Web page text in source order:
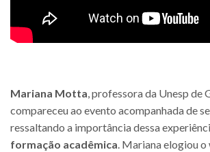
Mariana Motta, professora da Unesp de
compareceu ao evento acompanhada de
ressaltando a importância dessa
formação acadêmica. Mariana elogiou